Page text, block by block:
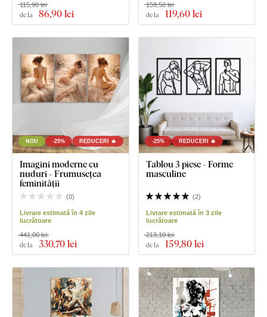
de la 86,90 lei
115,90 lei
de la 119,60 lei
159,50 lei
NOU -25% REDUCERI 🔥
Imagini moderne cu
nuduri - Frumusețea
feminității
(0)
Livrare estimată în 4 zile
lucrătoare
de la 330,70 lei
441,00 lei
-25% REDUCERI 🔥
Tablou 3 piese - Forme
masculine
(2)
Livrare estimată în 3 zile
lucrătoare
de la 159,80 lei
213,10 lei